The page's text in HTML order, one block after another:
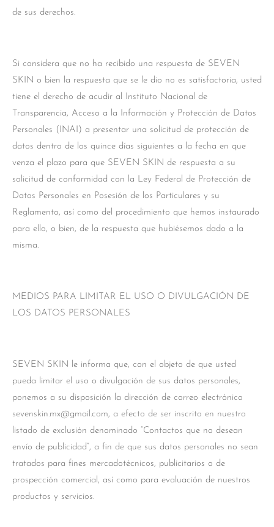
de sus derechos.
Si considera que no ha recibido una respuesta de SEVEN
SKIN o bien la respuesta que se le dio no es satisfactoria, usted
tiene el derecho de acudir al Instituto Nacional de
Transparencia, Acceso a la Información y Protección de Datos
Personales (INAI) a presentar una solicitud de protección de
datos dentro de los quince días siguientes a la fecha en que
venza el plazo para que SEVEN SKIN de respuesta a su
solicitud de conformidad con la Ley Federal de Protección de
Datos Personales en Posesión de los Particulares y su
Reglamento, así como del procedimiento que hemos instaurado
para ello, o bien, de la respuesta que hubiésemos dado a la
misma.
MEDIOS PARA LIMITAR EL USO O DIVULGACIÓN DE
LOS DATOS PERSONALES
SEVEN SKIN le informa que, con el objeto de que usted
pueda limitar el uso o divulgación de sus datos personales,
ponemos a su disposición la dirección de correo electrónico
sevenskin.mx@gmail.com, a efecto de ser inscrito en nuestro
listado de exclusión denominado “Contactos que no desean
envío de publicidad”, a fin de que sus datos personales no sean
tratados para fines mercadotécnicos, publicitarios o de
prospección comercial, así como para evaluación de nuestros
productos y servicios.